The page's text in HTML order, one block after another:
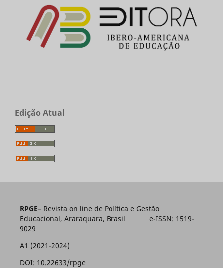
Edição Atual
RPGE– Revista on line de Política e Gestão
Educacional, Araraquara, Brasil e-ISSN: 1519-
9029
A1 (2021-2024)
DOI: 10.22633/rpge